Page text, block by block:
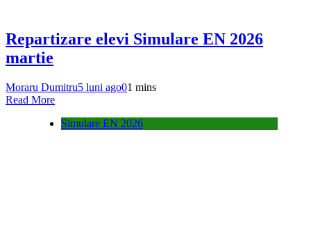
Repartizare elevi Simulare EN 2026
martie
Moraru Dumitru5 luni ago01 mins
Read More
Simulare EN 2026